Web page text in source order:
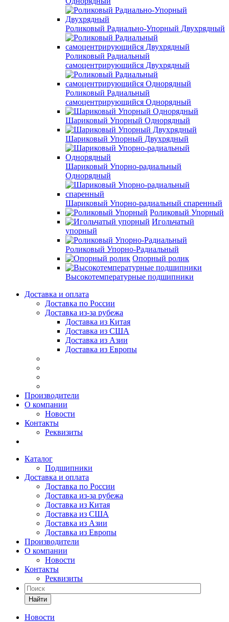
Роликовый Радиально-Упорный Двухрядный
Роликовый Радиальный
самоцентрирующийся Двухрядный
Роликовый Радиальный
самоцентрирующийся Однорядный
Шариковый Упорный Однорядный
Шариковый Упорный Двухрядный
Шариковый Упорно-радиальный
Однорядный
Шариковый Упорно-радиальный спаренный
Роликовый Упорный
Игольчатый
упорный
Роликовый Упорно-Радиальный
Опорный ролик
Высокотемпературные подшипники
Доставка и оплата
Доставка по России
Доставка из-за рубежа
Доставка из Китая
Доставка из США
Доставка из Азии
Доставка из Европы
Производители
О компании
Новости
Контакты
Реквизиты
Каталог
Подшипники
Доставка и оплата
Доставка по России
Доставка из-за рубежа
Доставка из Китая
Доставка из США
Доставка из Азии
Доставка из Европы
Производители
О компании
Новости
Контакты
Реквизиты
Найти
Новости